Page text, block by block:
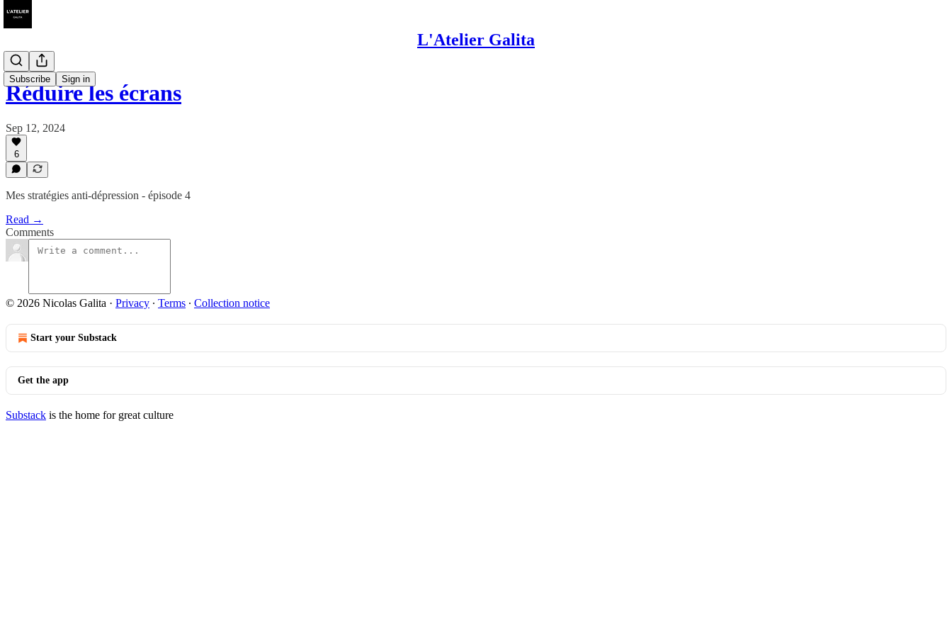
L'Atelier Galita
Subscribe Sign in
Réduire les écrans
Sep 12, 2024
6
Mes stratégies anti-dépression - épisode 4
Read →
Comments
© 2026 Nicolas Galita · Privacy ∙ Terms ∙ Collection notice
Start your Substack
Get the app
Substack is the home for great culture